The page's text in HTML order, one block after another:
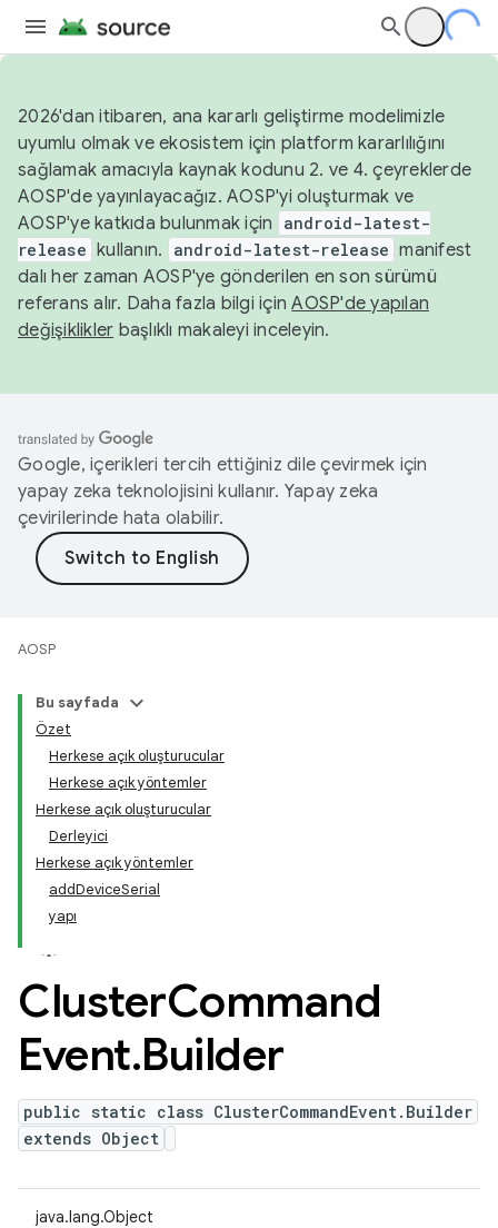
2026'dan itibaren, ana kararlı geliştirme modelimizle
uyumlu olmak ve ekosistem için platform kararlılığını
sağlamak amacıyla kaynak kodunu 2. ve 4. çeyreklerde
AOSP'de yayınlayacağız. AOSP'yi oluşturmak ve
AOSP'ye katkıda bulunmak için
android-latest-
release kullanın. android-latest-release manifest
dalı her zaman AOSP'ye gönderilen en son sürümü
referans alır. Daha fazla bilgi içinAOSP'de yapılan
değişiklikler başlıklı makaleyi inceleyin.
Google, içerikleri tercih ettiğiniz dile çevirmek için
yapay zeka teknolojisini kullanır. Yapay zeka
çevirilerinde hata olabilir.
AOSP
Bu sayfada
Özet
Herkese açık oluşturucular
Herkese açık yöntemler
Herkese açık oluşturucular
Derleyici
Herkese açık yöntemler
addDeviceSerial
yapı
ClusterCommand
Event.Builder
public static class ClusterCommandEvent.Builder
extends Object
java.lang.Object